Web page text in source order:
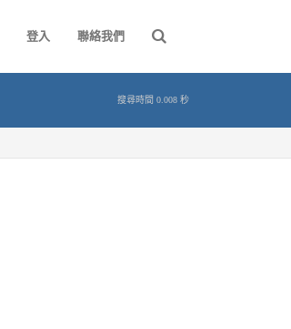
登入 聯絡我們
搜尋時間 0.008 秒